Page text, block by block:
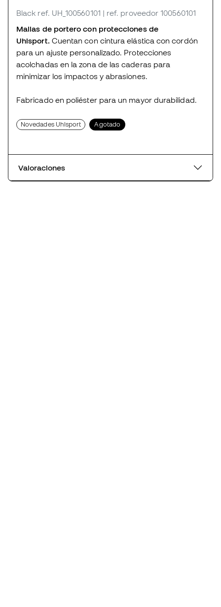
Black ref. UH_100560101 | ref. proveedor 100560101
Mallas de portero con protecciones de
Uhlsport. Cuentan con cintura elástica con cordón
para un ajuste personalizado. Protecciones
acolchadas en la zona de las caderas para
minimizar los impactos y abrasiones.
Fabricado en poliéster para un mayor durabilidad.
Novedades Uhlsport Agotado
Valoraciones